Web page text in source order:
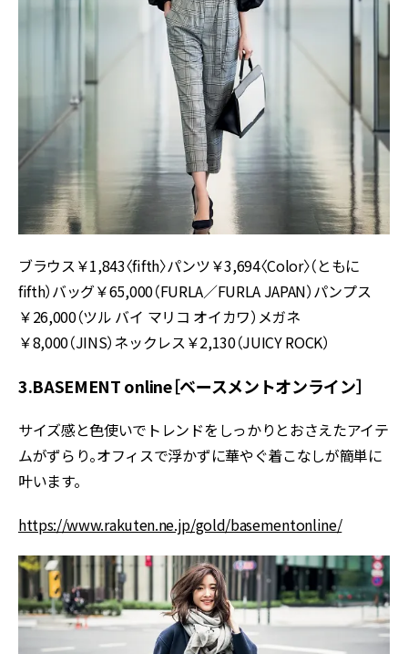
ブラウス￥1,843〈fifth〉パンツ￥3,694〈Color〉（ともに
fifth）バッグ￥65,000（FURLA／FURLA JAPAN）パンプス
￥26,000（ツル バイ マリコ オイカワ）メガネ
￥8,000（JINS）ネックレス￥2,130（JUICY ROCK）
3.BASEMENT online［ベースメントオンライン］
サイズ感と色使いでトレンドをしっかりとおさえたアイテ
ムがずらり。オフィスで浮かずに華やぐ着こなしが簡単に
叶います。
https://www.rakuten.ne.jp/gold/basementonline/